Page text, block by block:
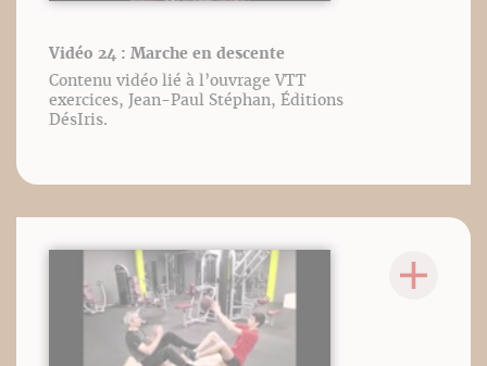
Vidéo 24 : Marche en descente
Contenu vidéo lié à l’ouvrage VTT
exercices, Jean-Paul Stéphan, Éditions
DésIris.